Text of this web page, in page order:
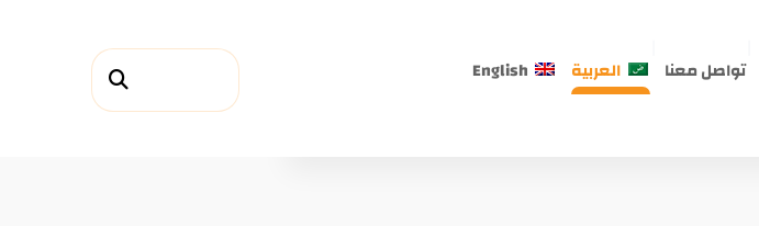
تواصل معنا العربية English